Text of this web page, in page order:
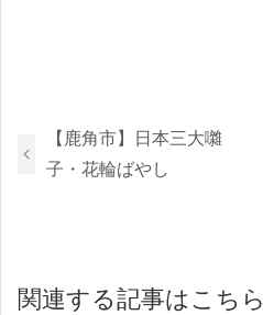
【鹿角市】日本三大囃
子・花輪ばやし
関連する記事はこちら